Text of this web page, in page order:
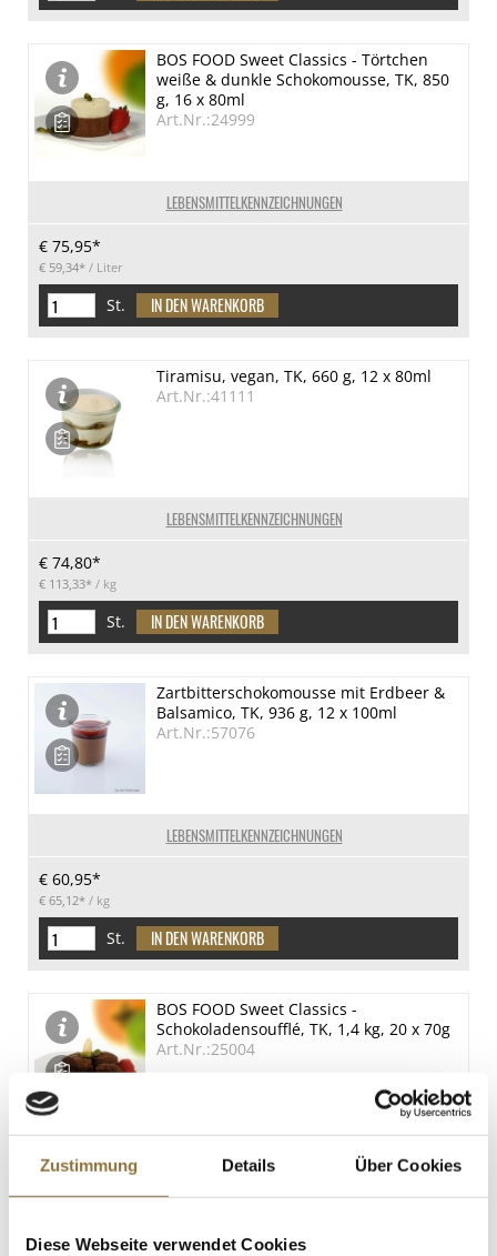
Zustimmung Details Über Cookies
Diese Webseite verwendet Cookies
LEBENSMITTELKENNZEICHNUNGEN
BOS FOOD Sweet Classics - Törtchen
weiße & dunkle Schokomousse, TK, 850
g, 16 x 80ml
Art.Nr.:24999
€ 75,95*
€ 59,34* / Liter
St.
LEBENSMITTELKENNZEICHNUNGEN
Tiramisu, vegan, TK, 660 g, 12 x 80ml
Art.Nr.:41111
€ 74,80*
€ 113,33* / kg
St.
LEBENSMITTELKENNZEICHNUNGEN
Zartbitterschokomousse mit Erdbeer &
Balsamico, TK, 936 g, 12 x 100ml
Art.Nr.:57076
€ 60,95*
€ 65,12* / kg
St.
BOS FOOD Sweet Classics -
Schokoladensoufflé, TK, 1,4 kg, 20 x 70g
Art.Nr.:25004
€ 78,80*